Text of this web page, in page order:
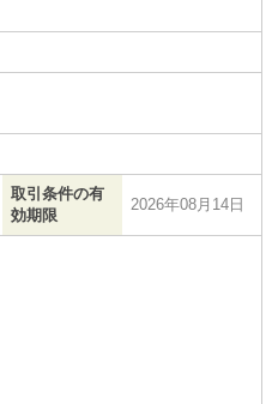
取引条件の有
効期限
2026年08月14日